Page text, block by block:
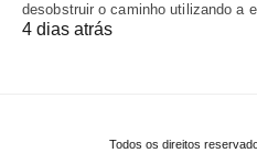
desobstruir o caminho utilizando a
4 dias atrás
Todos os direitos